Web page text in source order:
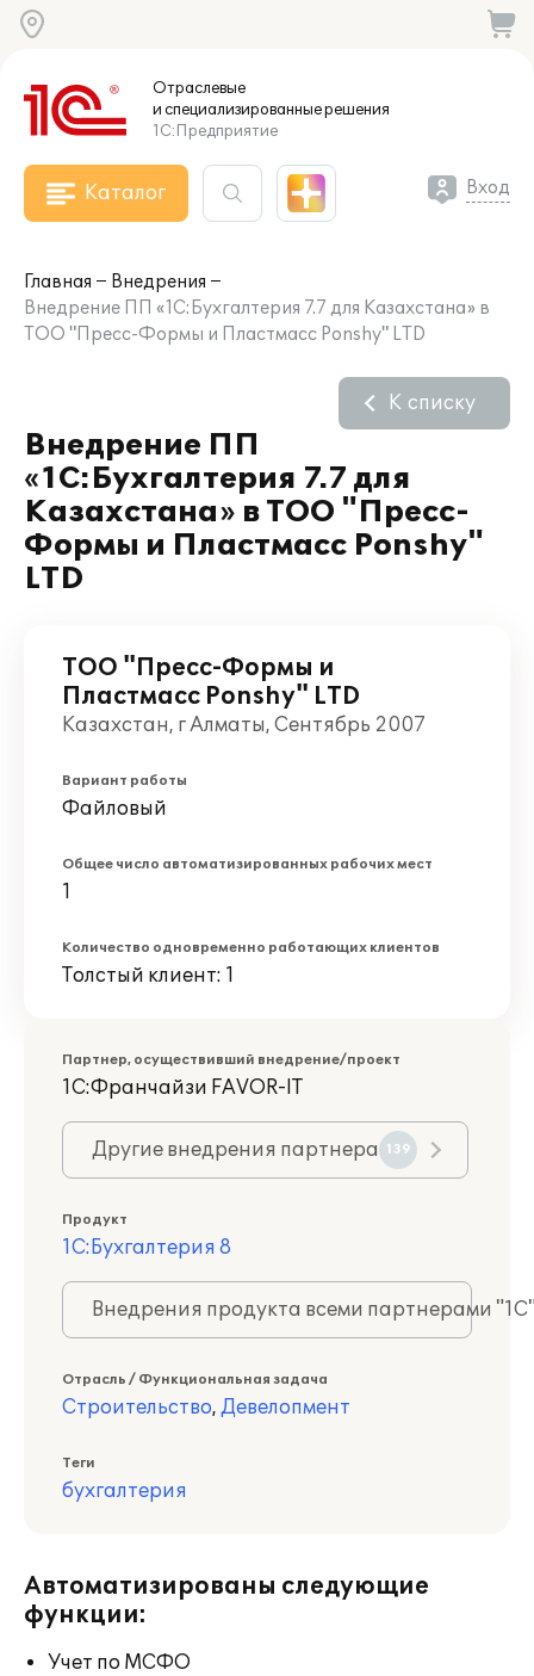
Отраслевые
и специализированныерешения
1С:Предприятие
Каталог Вход
Главная
Внедрения
Внедрение ПП «1С:Бухгалтерия 7.7 для Казахстана» в
ТОО "Пресс-Формы и Пластмасс Ponshy" LTD
Внедрение ПП
«1С:Бухгалтерия 7.7 для
Казахстана» в ТОО "Пресс-
Формы и Пластмасс Ponshy"
LTD
К списку
ТОО "Пресс-Формы и
Пластмасс Ponshy" LTD
Казахстан, г Алматы, Сентябрь 2007
Вариант работы
Файловый
Общее число автоматизированных рабочих мест
1
Количество одновременно работающих клиентов
Толстый клиент: 1
Партнер, осуществивший внедрение/проект
1С:Франчайзи FAVOR-IT
Другие внедрения партнера 139
Продукт
1С:Бухгалтерия 8
Внедрения продукта всеми партнерами
Отрасль / Функциональная задача
Строительство, Девелопмент
Теги
бухгалтерия
Автоматизированы следующие
функции:
Учет по МСФО